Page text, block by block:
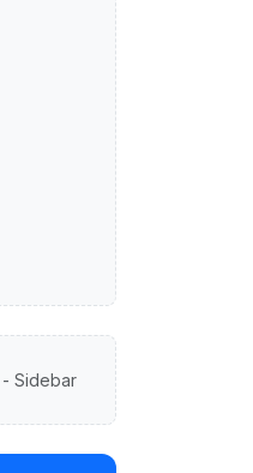
Sidebar